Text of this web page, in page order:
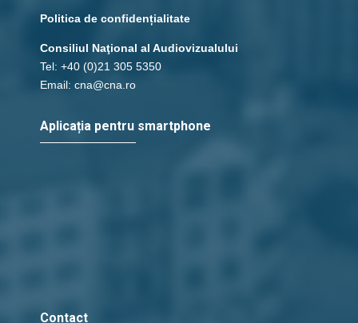
Politica de confidențialitate
Consiliul Naţional al Audiovizualului
Tel: +40 (0)21 305 5350
Email: cna@cna.ro
Aplicația pentru smartphone
Contact